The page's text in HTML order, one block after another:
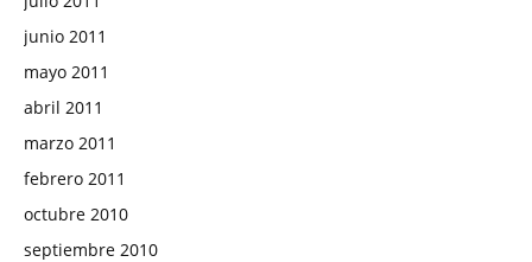
junio 2011
mayo 2011
abril 2011
marzo 2011
febrero 2011
octubre 2010
septiembre 2010